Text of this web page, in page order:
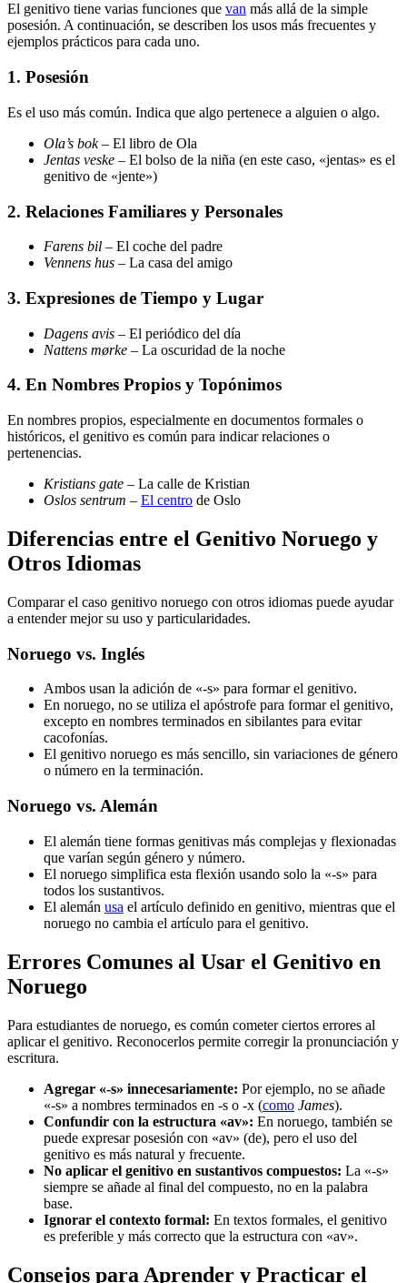
El genitivo tiene varias funciones que van más allá de la simple
posesión. A continuación, se describen los usos más frecuentes y
ejemplos prácticos para cada uno.
1. Posesión
Es el uso más común. Indica que algo pertenece a alguien o algo.
Ola’s bok– El libro de Ola
Jentas veske – El bolso de la niña (en este caso, «jentas» es el
genitivo de «jente»)
2. Relaciones Familiares y Personales
Farens bil – El coche del padre
Vennens hus – La casa del amigo
3. Expresiones de Tiempo y Lugar
Dagens avis – El periódico del día
Nattens mørke – La oscuridad de la noche
4. En Nombres Propios y Topónimos
En nombres propios, especialmente en documentos formales o
históricos, el genitivo es común para indicar relaciones o
pertenencias.
Kristians gate – La calle de Kristian
Oslos sentrum – El centro de Oslo
Diferencias entre el Genitivo Noruego y
Otros Idiomas
Comparar el caso genitivo noruego con otros idiomas puede ayudar
a entender mejor su uso y particularidades.
Noruego vs. Inglés
Ambos usan la adición de «-s» para formar el genitivo.
En noruego, no se utiliza el apóstrofe para formar el genitivo,
excepto en nombres terminados en sibilantes para evitar
cacofonías.
El genitivo noruego es más sencillo, sin variaciones de género
o número en la terminación.
Noruego vs. Alemán
El alemán tiene formas genitivas más complejas y flexionadas
que varían según género y número.
El noruego simplifica esta flexión usando solo la «-s» para
todos los sustantivos.
El alemán usa el artículo definido en genitivo, mientras que el
noruego no cambia el artículo para el genitivo.
Errores Comunes al Usar el Genitivo en
Noruego
Para estudiantes de noruego, es común cometer ciertos errores al
aplicar el genitivo. Reconocerlos permite corregir la pronunciación y
escritura.
Agregar «-s» innecesariamente: Por ejemplo, no se añade
«-s» a nombres terminados en -s o -x (como James).
Confundir con la estructura «av»: En noruego, también se
puede expresar posesión con «av» (de), pero el uso del
genitivo es más natural y frecuente.
No aplicar el genitivo en sustantivos compuestos: La «-s»
siempre se añade al final del compuesto, no en la palabra
base.
Ignorar el contexto formal: En textos formales, el genitivo
es preferible y más correcto que la estructura con «av».
Consejos para Aprender y Practicar el